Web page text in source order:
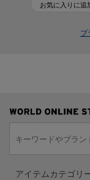
お気に入りに追
ブ
アイテムカテゴリ